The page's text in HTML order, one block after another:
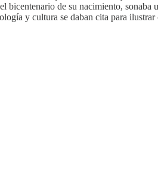
bicentenario de su nacimiento, sonaba
y cultura se daban cita para